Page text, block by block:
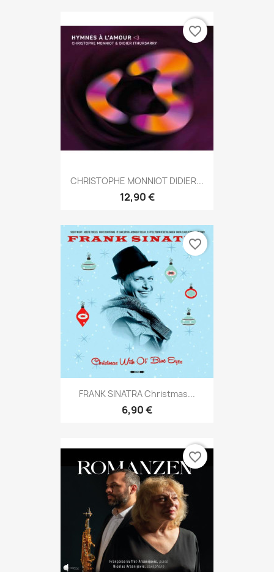
CHRISTOPHE MONNIOT DIDIER...
12,90 €
favorite_border
FRANK SINATRA Christmas...
6,90 €
favorite_border
favorite_border